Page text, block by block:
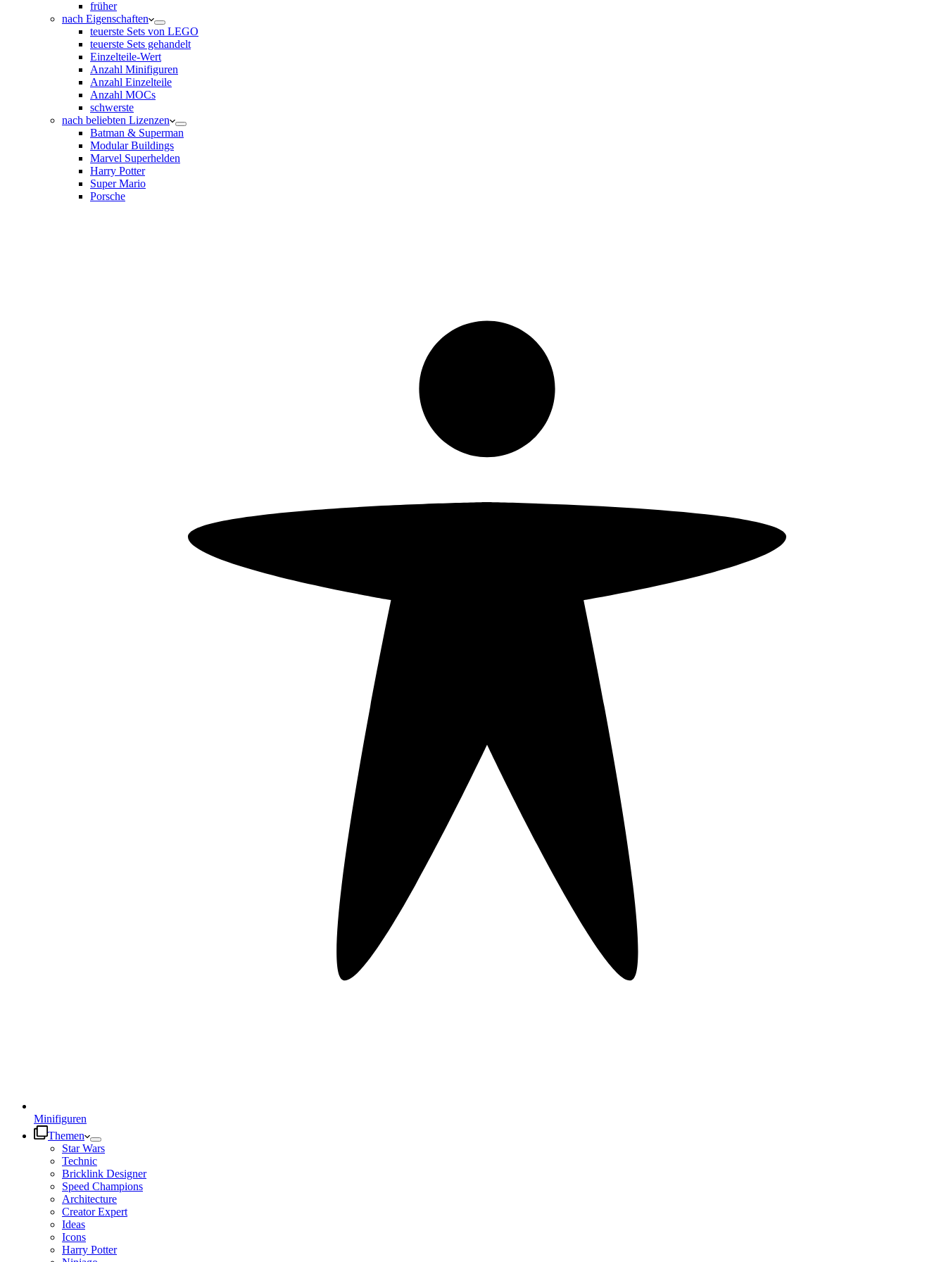
früher
nach Eigenschaften
teuerste Sets von LEGO
teuerste Sets gehandelt
Einzelteile-Wert
Anzahl Minifiguren
Anzahl Einzelteile
Anzahl MOCs
schwerste
nach beliebten Lizenzen
Batman & Superman
Modular Buildings
Marvel Superhelden
Harry Potter
Super Mario
Porsche
Minifiguren
Themen
Star Wars
Technic
Bricklink Designer
Speed Champions
Architecture
Creator Expert
Ideas
Icons
Harry Potter